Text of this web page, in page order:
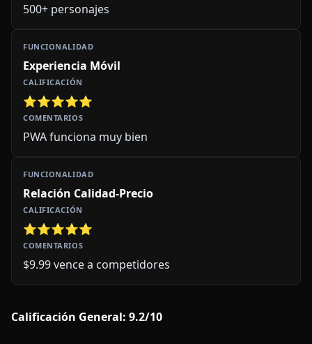
500+ personajes
Experiencia Móvil
⭐⭐⭐⭐⭐
PWA funciona muy bien
Relación Calidad-Precio
⭐⭐⭐⭐⭐
$9.99 vence a competidores
Calificación General: 9.2/10